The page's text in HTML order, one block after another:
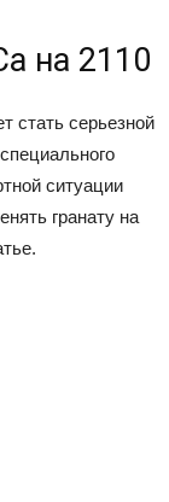
на 2110
стать серьезной
ситуации
гранату на